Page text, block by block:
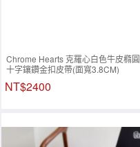
Chrome Hearts 克羅心白色牛皮橢圓
十字鑲鑽金扣皮帶(面寬3.8CM)
NT$2400